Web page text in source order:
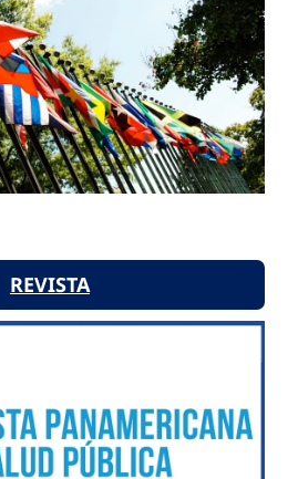
REVISTA